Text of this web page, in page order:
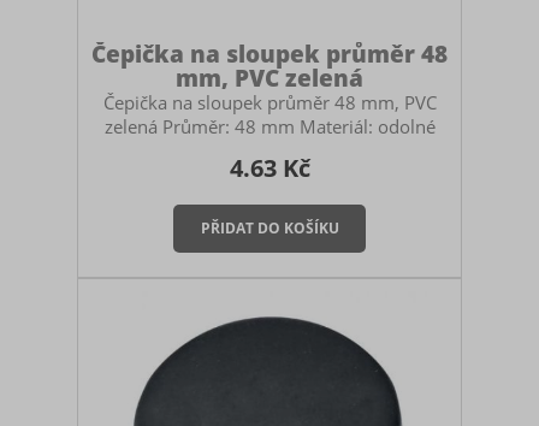
Čepička na sloupek průměr 48
mm, PVC zelená
Čepička na sloupek průměr 48 mm, PVC
zelená Průměr: 48 mm Materiál: odolné
aby do sloupku nezatékalo a nepadaly do
něj nečistoty. Je to tedy důležitá součást
oplocení, která ovlivňuje životnost
sloupku. Tato čepička se nasazuje na
sloupek je převlékací. Montáž čepičky
pouhým nasazením (převlečením) na horní
konec sloupku, přičemž díky pružnosti PVC
materiálu čepička na sloupk
4.63 Kč